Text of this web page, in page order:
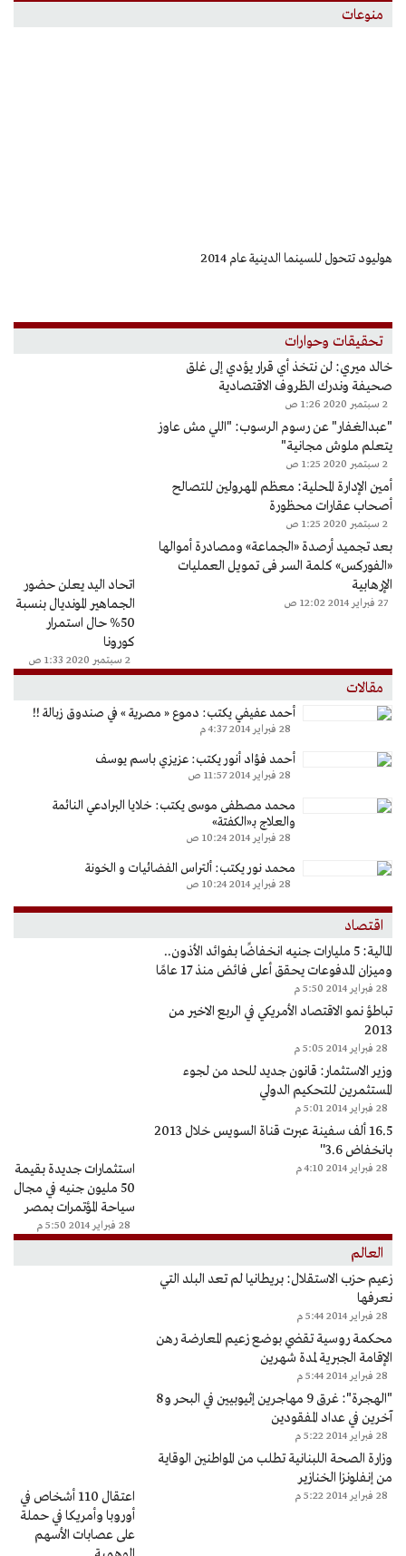
منوعات
هوليود تتحول للسينما الدينية عام 2014
تحقيقات وحوارات
اتحاد اليد يعلن حضور
الجماهير المونديال بنسبة
50% حال استمرار
كورونا
2 سبتمبر 2020 1:33 ص
خالد ميري: لن نتخذ أي قرار يؤدي إلى غلق
صحيفة وندرك الظروف الاقتصادية
2 سبتمبر 2020 1:26 ص
"عبدالغفار" عن رسوم الرسوب: "اللي مش عاوز
يتعلم ملوش مجانية"
2 سبتمبر 2020 1:25 ص
أمين الإدارة المحلية: معظم المهرولين للتصالح
أصحاب عقارات محظورة
2 سبتمبر 2020 1:25 ص
بعد تجميد أرصدة «الجماعة» ومصادرة أموالها
«الفوركس» كلمة السر فى تمويل العمليات
الإرهابية
27 فبراير 2014 12:02 ص
مقالات
أحمد عفيفي يكتب: دموع « مصرية » في صندوق زبالة !!
28 فبراير 2014 4:37 م
أحمد فؤاد أنور يكتب: عزيزي باسم يوسف
28 فبراير 2014 11:57 ص
محمد مصطفى موسى يكتب: خلايا البرادعي النائمة
والعلاج بـ«الكفتة»
28 فبراير 2014 10:24 ص
محمد نور يكتب: ألتراس الفضائيات و الخونة
28 فبراير 2014 10:24 ص
اقتصاد
استثمارات جديدة بقيمة
50 مليون جنيه في مجال
سياحة المؤتمرات بمصر
28 فبراير 2014 5:50 م
المالية: 5 مليارات جنيه انخفاضًا بفوائد الأذون..
وميزان المدفوعات يحقق أعلى فائض منذ 17 عامًا
28 فبراير 2014 5:50 م
تباطؤ نمو الاقتصاد الأمريكي في الربع الاخير من
2013
28 فبراير 2014 5:05 م
وزير الاستثمار: قانون جديد للحد من لجوء
المستثمرين للتحكيم الدولي
28 فبراير 2014 5:01 م
16.5 ألف سفينة عبرت قناة السويس خلال 2013
بانخفاض 3.6''
28 فبراير 2014 4:10 م
العالم
اعتقال 110 أشخاص في
أوروبا وأمريكا في حملة
على عصابات الأسهم
زعيم حزب الاستقلال: بريطانيا لم تعد البلد التي
نعرفها
28 فبراير 2014 5:44 م
محكمة روسية تقضي بوضع زعيم المعارضة رهن
الإقامة الجبرية لمدة شهرين
28 فبراير 2014 5:44 م
"الهجرة": غرق 9 مهاجرين إثيوبيين في البحر و8
آخرين في عداد المفقودين
28 فبراير 2014 5:22 م
وزارة الصحة اللبنانية تطلب من المواطنين الوقاية
من إنفلونزا الخنازير
28 فبراير 2014 5:22 م